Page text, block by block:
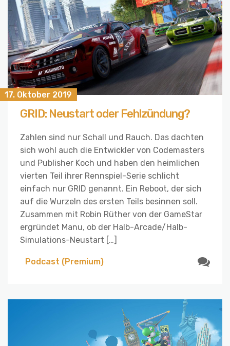
17. Oktober 2019
GRID: Neustart oder Fehlzündung?
Zahlen sind nur Schall und Rauch. Das dachten
sich wohl auch die Entwickler von Codemasters
und Publisher Koch und haben den heimlichen
vierten Teil ihrer Rennspiel-Serie schlicht
einfach nur GRID genannt. Ein Reboot, der sich
auf die Wurzeln des ersten Teils besinnen soll.
Zusammen mit Robin Rüther von der GameStar
ergründet Manu, ob der Halb-Arcade/Halb-
Simulations-Neustart […]
Podcast (Premium)